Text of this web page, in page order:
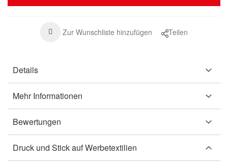
Zur Wunschliste hinzufügen Teilen
Details
Mehr Informationen
Bewertungen
Druck und Stick auf Werbetextilien